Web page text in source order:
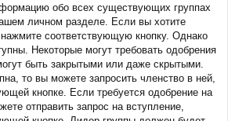
обо всех существующих группах
личном разделе. Если вы хотите
соответствующую кнопку. Однако
Некоторые могут требовать одобрения
быть закрытыми или даже скрытыми.
то вы можете запросить членство в ней,
кнопке. Если требуется одобрение на
отправить запрос на вступление,